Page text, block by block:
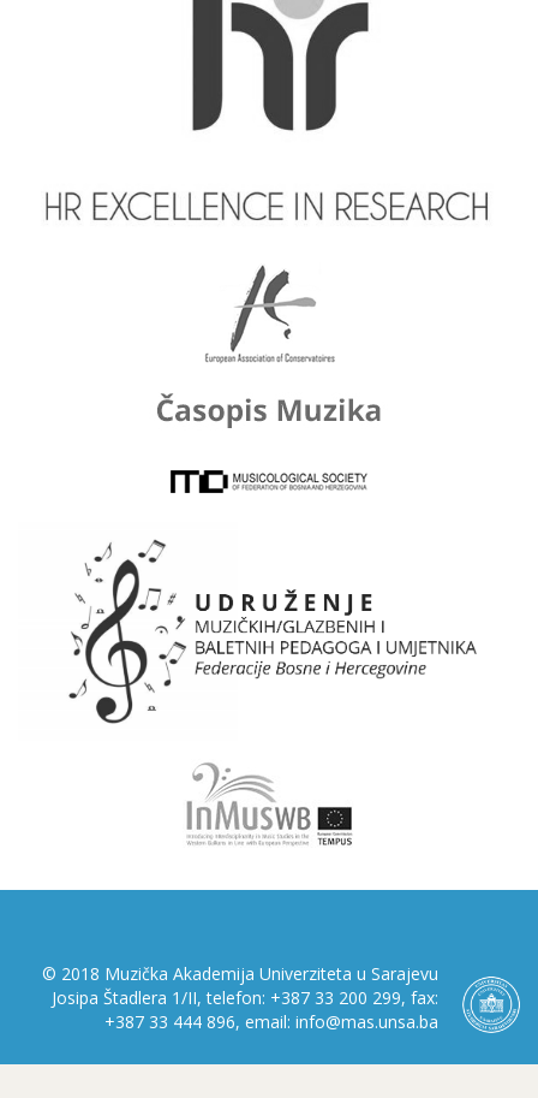
© 2018 Muzička Akademija Univerziteta u Sarajevu
Josipa Štadlera 1/II, telefon: +387 33 200 299, fax:
+387 33 444 896, email: info@mas.unsa.ba